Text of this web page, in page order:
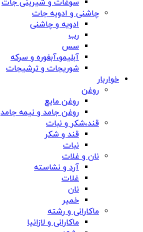
سوغات و شیرینی جات
چاشنی و ادویه جات
ادویه و چاشنی
رب
سس
آبلیمو،آبغوره و سرکه
شوریجات و ترشیجات
خواربار
روغن
روغن مایع
روغن جامد و نیمه جامد
قند،شکر و نبات
قند و شکر
نبات
نان و غلات
آرد و نشاسته
غلات
نان
خمیر
ماکارانی و رشته
ماکارانی و لازانیا